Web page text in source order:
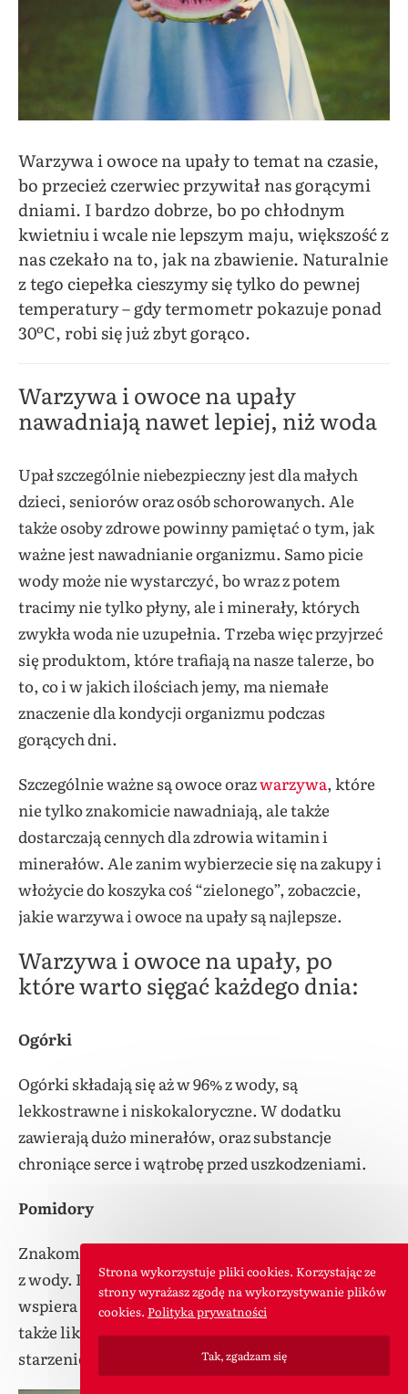
Warzywa i owoce na upały to temat na czasie,
bo przecież czerwiec przywitał nas gorącymi
dniami. I bardzo dobrze, bo po chłodnym
kwietniu i wcale nie lepszym maju, większość z
nas czekało na to, jak na zbawienie. Naturalnie
z tego ciepełka cieszymy się tylko do pewnej
temperatury – gdy termometr pokazuje ponad
30ºC, robi się już zbyt gorąco.
Warzywa i owoce na upały
nawadniają nawet lepiej, niż woda
Upał szczególnie niebezpieczny jest dla małych
dzieci, seniorów oraz osób schorowanych. Ale
także osoby zdrowe powinny pamiętać o tym, jak
ważne jest nawadnianie organizmu. Samo picie
wody może nie wystarczyć, bo wraz z potem
tracimy nie tylko płyny, ale i minerały, których
zwykła woda nie uzupełnia. Trzeba więc przyjrzeć
się produktom, które trafiają na nasze talerze, bo
to, co i w jakich ilościach jemy, ma niemałe
znaczenie dla kondycji organizmu podczas
gorących dni.
Szczególnie ważne są owoce orazwarzywa, które
nie tylko znakomicie nawadniają, ale także
dostarczają cennych dla zdrowia witamin i
minerałów. Ale zanim wybierzecie się na zakupy i
włożycie do koszyka coś “zielonego”, zobaczcie,
jakie warzywa i owoce na upały są najlepsze.
Warzywa i owoce na upały, po
które warto sięgać każdego dnia:
Ogórki
Ogórki składają się aż w 96% z wody, są
lekkostrawne i niskokaloryczne. W dodatku
zawierają dużo minerałów, oraz substancje
chroniące serce i wątrobę przed uszkodzeniami.
Pomidory
Znakomite na upał, ponieważ składają się aż w 95%
z wody. Dostarczają też dużą ilość potasu, który
wspiera pracę serca i innych mięśni. Zawierają
także likopen, który chroni nie tylko przed
starzeniem, ale i nowotworami.
Strona wykorzystuje pliki cookies. Korzystając ze
strony wyrażasz zgodę na wykorzystywanie plików
cookies. Polityka prywatności
Tak, zgadzam się